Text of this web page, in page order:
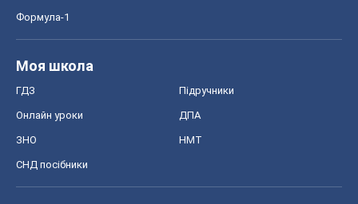
Формула-1
Моя школа
ГДЗ Підручники
Онлайн уроки ДПА
ЗНО НМТ
СНД посібники